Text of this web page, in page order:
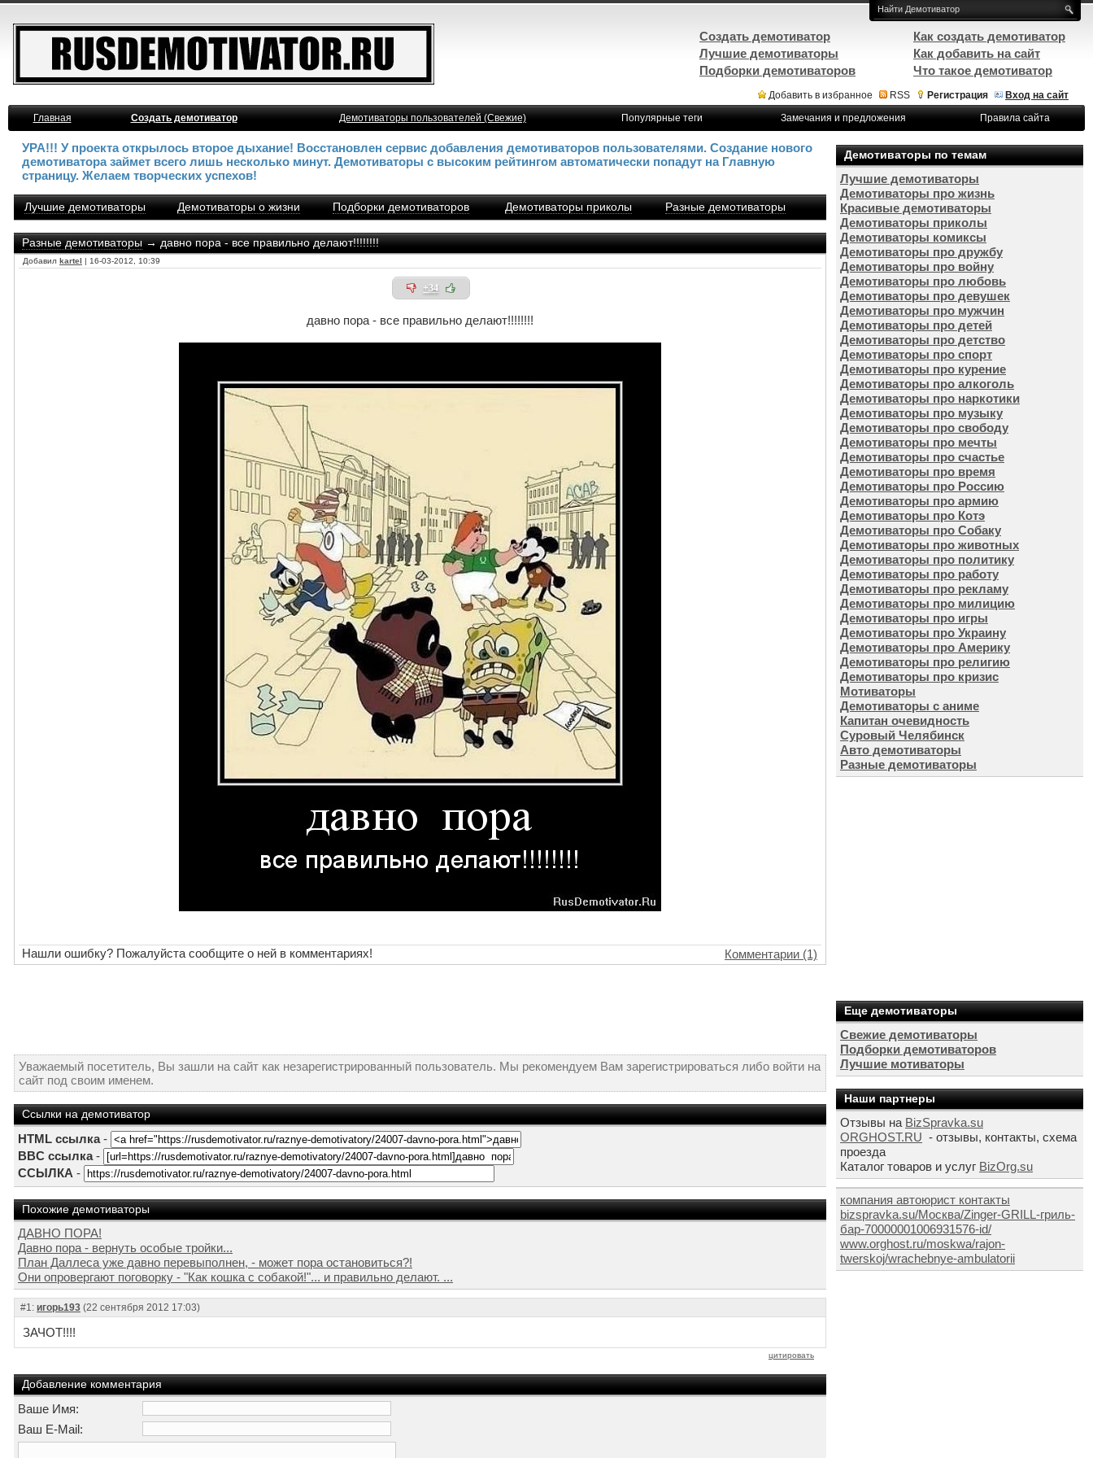
Добавить в избранное RSS Регистрация
Вход на сайт
Главная
Создать демотиватор Демотиваторы пользователей (Свежие) Популярные теги Замечания и предложения Правила сайта
УРА!!! У проекта открылось второе дыхание! Восстановлен сервис добавления демотиваторов пользователями. Создание нового
демотиватора займет всего лишь несколько минут. Демотиваторы с высоким рейтингом автоматически попадут на Главную
страницу. Желаем творческих успехов!
Лучшие демотиваторы Демотиваторы о жизни Подборки демотиваторов Демотиваторы приколы Разные демотиваторы
Разные демотиваторы→ давно пора - все правильно делают!!!!!!!!
Добавил kartel | 16-03-2012, 10:39
+34
давно пора - все правильно делают!!!!!!!!
Нашли ошибку? Пожалуйста сообщите о ней в комментариях! Комментарии (1)
Уважаемый посетитель, Вы зашли на сайт как незарегистрированный пользователь. Мы рекомендуем Вам зарегистрироваться либо войти на
сайт под своим именем.
Ссылки на демотиватор
HTML ссылка-
BBC ссылка-
ССЫЛКА -
Похожие демотиваторы
ДАВНО ПОРА!
Давно пора - вернуть особые тройки...
План Даллеса уже давно перевыполнен, - может пора остановиться?!
Они опровергают поговорку - "Как кошка с собакой!"... и правильно делают. ...
#1: игорь193 (22 сентября 2012 17:03)
ЗАЧОТ!!!!
цитировать
Добавление комментария
Ваше Имя:
Ваш E-Mail:
Демотиваторы по темам
Лучшие демотиваторы
Демотиваторы про жизнь
Красивые демотиваторы
Демотиваторы приколы
Демотиваторы комиксы
Демотиваторы про дружбу
Демотиваторы про войну
Демотиваторы про любовь
Демотиваторы про девушек
Демотиваторы про мужчин
Демотиваторы про детей
Демотиваторы про детство
Демотиваторы про спорт
Демотиваторы про курение
Демотиваторы про алкоголь
Демотиваторы про наркотики
Демотиваторы про музыку
Демотиваторы про свободу
Демотиваторы про мечты
Демотиваторы про счастье
Демотиваторы про время
Демотиваторы про Россию
Демотиваторы про армию
Демотиваторы про Котэ
Демотиваторы про Собаку
Демотиваторы про животных
Демотиваторы про политику
Демотиваторы про работу
Демотиваторы про рекламу
Демотиваторы про милицию
Демотиваторы про игры
Демотиваторы про Украину
Демотиваторы про Америку
Демотиваторы про религию
Демотиваторы про кризис
Мотиваторы
Демотиваторы с аниме
Капитан очевидность
Суровый Челябинск
Авто демотиваторы
Разные демотиваторы
Еще демотиваторы
Свежие демотиваторы
Подборки демотиваторов
Лучшие мотиваторы
Наши партнеры
Отзывы на BizSpravka.su
ORGHOST.RU - отзывы, контакты, схема
проезда
Каталог товаров и услуг BizOrg.su
компания автоюрист контакты
bizspravka.su/Москва/Zinger-GRILL-гриль-
бар-70000001006931576-id/
www.orghost.ru/moskwa/rajon-
twerskoj/wrachebnye-ambulatorii
Создать демотиватор
Лучшие демотиваторы
Подборки демотиваторов
Как создать демотиватор
Как добавить на сайт
Что такое демотиватор